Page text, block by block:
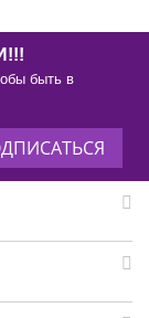
быть в